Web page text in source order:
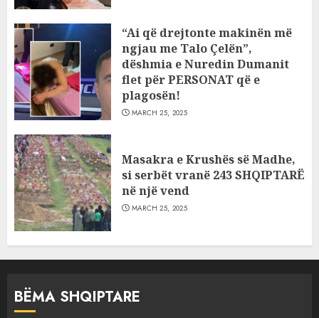
“Ai që drejtonte makinën më
ngjau me Talo Çelën”,
dëshmia e Nuredin Dumanit
flet për PERSONAT që e
plagosën!
MARCH 25, 2025
Masakra e Krushës së Madhe,
si serbët vranë 243 SHQIPTARË
në një vend
MARCH 25, 2025
BËMA SHQIPTARE